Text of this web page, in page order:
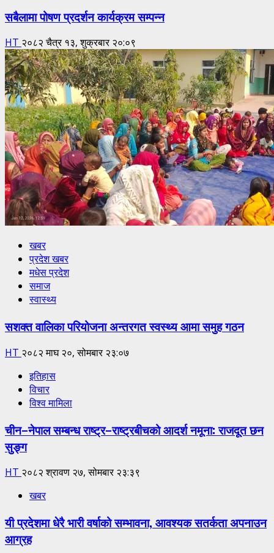
सबैलामा पोषण प्रदर्शन कार्यक्रम सम्पन्न
HT २०८२ चैत्र १३, शुक्रबार २०:०९
खबर
प्रदेश खबर
मधेस प्रदेश
समाज
स्वास्थ्य
सशक्त वालिका परियोजना अन्तरगत स्वस्थ्य आमा समुह गठन
HT २०८२ माघ २०, सोमबार २३:०७
इतिहास
विचार
विश्व मामिला
चीन–नेपाल सम्बन्ध राष्ट्र–राष्ट्रबीचको आदर्श नमूना: राजदूत छन
सुङ्ग
HT २०८२ श्रावण २७, सोमबार २३:३९
खबर
यी प्रदेशमा धेरै भारी वर्षाको सम्भावना, आवश्यक सतर्कता अपनाउन
आग्रह